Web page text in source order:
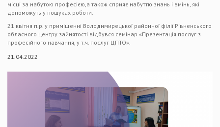
місці за набутою професією,а також сприяє набуттю знань і вмінь, які
допоможуть у пошуках роботи.
21 квітня п.р. у приміщенні Володимирецької районної філії Рівненського
обласного центру зайнятості відбувся семінар «Презентація послуг з
професійного навчання, у т.ч. послуг ЦПТО».
21.04.2022